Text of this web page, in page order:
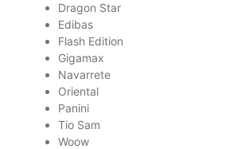
Dragon Star
Edibas
Flash Edition
Gigamax
Navarrete
Oriental
Panini
Tio Sam
Woow